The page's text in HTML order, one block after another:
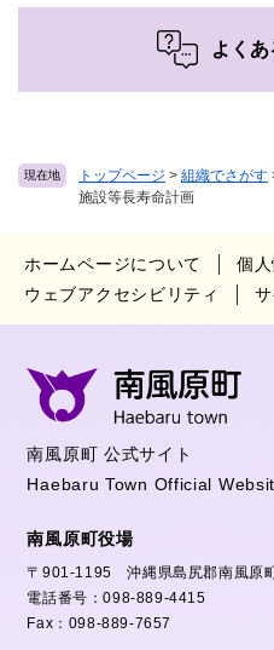
現在地 トップページ > 組織でさがす
施設等長寿命計画
よく
ホームページについて
個
ウェブアクセシビリティ
南風原町 公式サイト
Haebaru Town Official
南風原町役場
〒901-1195 沖縄県島尻郡南風原
電話番号：098-889-4415
Fax：098-889-7657